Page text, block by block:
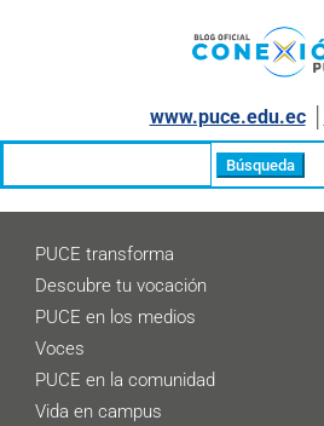
www.puce.edu.ec│
PUCE transforma
Descubre tu vocación
PUCE en los medios
Voces
PUCE en la comunidad
Vida en campus